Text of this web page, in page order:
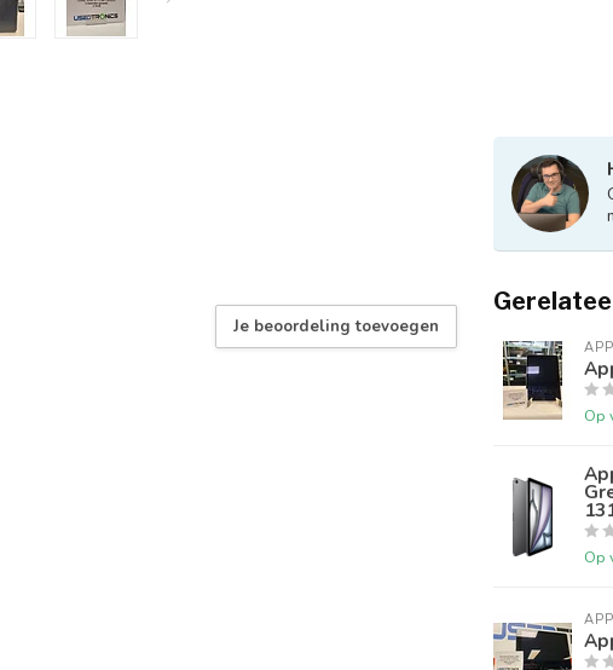
Je beoordeling toevoegen
Op
Op